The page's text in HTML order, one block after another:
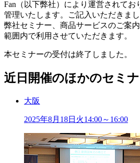
Fan（以下弊社）により運営されてお
管理いたします。ご記入いただきま
弊社セミナー、商品サービスのご案
範囲内で利用させていただきます。
本セミナーの受付は終了しました。
近日開催のほかのセミ
大阪
2025年8月 18日 火14:00～16:00